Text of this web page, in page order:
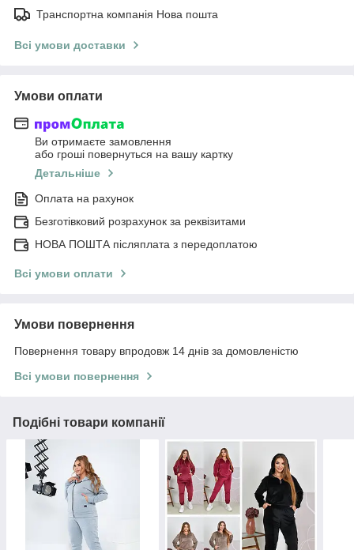
Транспортна компанія Нова пошта
Всі умови доставки
Умови оплати
Ви отримаєте замовлення
або гроші повернуться на вашу картку
Детальніше
Оплата на рахунок
Безготівковий розрахунок за реквізитами
НОВА ПОШТА післяплата з передоплатою
Всі умови оплати
Умови повернення
Повернення товару впродовж 14 днів за домовленістю
Всі умови повернення
Подібні товари компанії